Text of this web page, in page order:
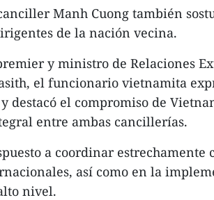
Manh Cuong también
de la nación vecina.
y ministro de Relaciones
el funcionario vietnamita
destacó el compromiso de
entre ambas cancillerías.
a coordinar estrechamente
así como en la
nivel.